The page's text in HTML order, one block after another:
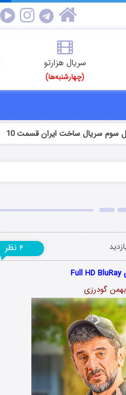
سریال هزارتو
(چهارشنبه‌ها)
سوم سریال ساخت ایران قسمت 10
۴ نظر
گودرزی